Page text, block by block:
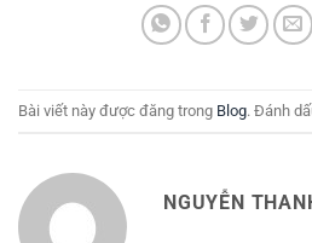
Bài viết này được đăng trong Blog. Đánh
NGUYỄN